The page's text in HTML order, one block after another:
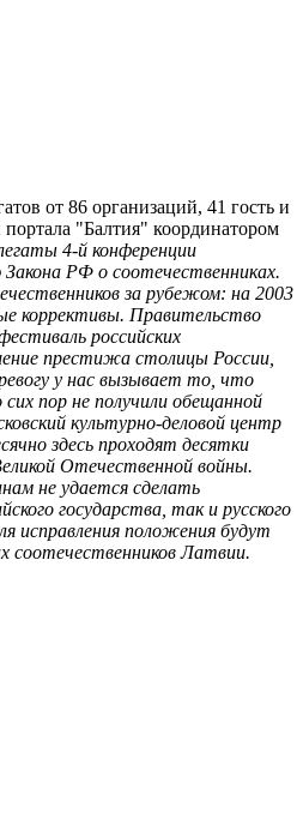
от 86 организаций, 41 гость и
"Балтия" координатором
4-й конференции
РФ о соотечественниках.
за рубежом: на 2003
коррективы. Правительство
российских
престижа столицы России,
у нас вызывает то, что
пор не получили обещанной
культурно-деловой центр
здесь проходят десятки
Отечественной войны.
не удается сделать
государства, так и русского
исправления положения будут
соотечественников Латвии.